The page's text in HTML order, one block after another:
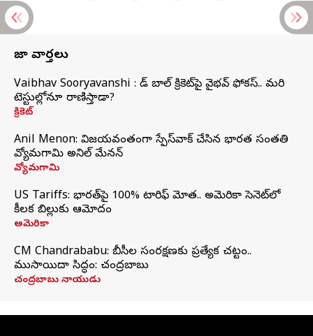
తాజా వార్తలు
Vaibhav Sooryavanshi : రెడ్ బాల్ క్రికెట్‌పై వైభవ్ ఫోకస్.. మరి
టెస్టుల్లోనూ రాణిస్తాడా?
క్రికెట్
Anil Menon: విజయవంతంగా స్పేస్‌వాక్‌ చేసిన భారత సంతతి
వ్యోమగామి అనిల్‌ మేనన్
వ్యోమగామి
US Tariffs: భారత్‌పై 100% టారిఫ్‌ మోత.. అమెరికా సెనెట్‌లో
కీలక బిల్లుకు ఆమోదం
అమెరికా
CM Chandrababu: బీసీల సంరక్షణకు ప్రత్యేక చట్టం..
ముసాయిదా సిద్ధం: చంద్రబాబు
చంద్రబాబు నాయుడు